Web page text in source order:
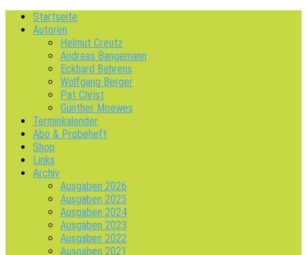
Startseite
Autoren
Helmut Creutz
Andreas Bangemann
Eckhard Behrens
Wolfgang Berger
Pat Christ
Günther Moewes
Terminkalender
Abo & Probeheft
Shop
Links
Archiv
Ausgaben 2026
Ausgaben 2025
Ausgaben 2024
Ausgaben 2023
Ausgaben 2022
Ausgaben 2021